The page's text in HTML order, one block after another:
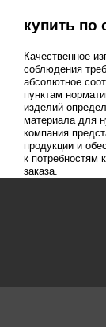
купить по
Качественное
соблюдения
абсолютное
пунктам
изделий
материала для
компания
продукции и
к потребностям
заказа.